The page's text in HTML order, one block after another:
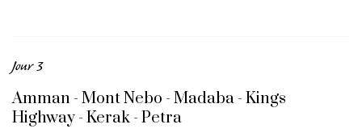
Jour 3
Amman - Mont Nebo - Madaba - Kings
Highway - Kerak - Petra